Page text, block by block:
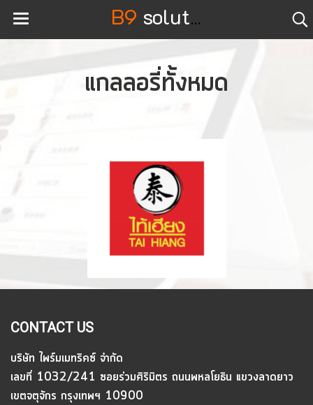
B9 solution
แกลลอรี่ทั้งหมด
CONTACT US
บริษัท ไพร์มเมทริคซ์ จำกัด
เลขที่ 1032/241 ซอยร่วมศิริมิตร ถนนพหลโยธิน แขวงลาดยาว
เขตจตุจักร กรุงเทพฯ 10900